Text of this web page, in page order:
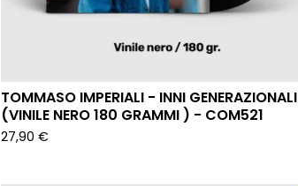
TOMMASO IMPERIALI - INNI GENERAZIONALI
(VINILE NERO 180 GRAMMI ) - COM521
27,90 €